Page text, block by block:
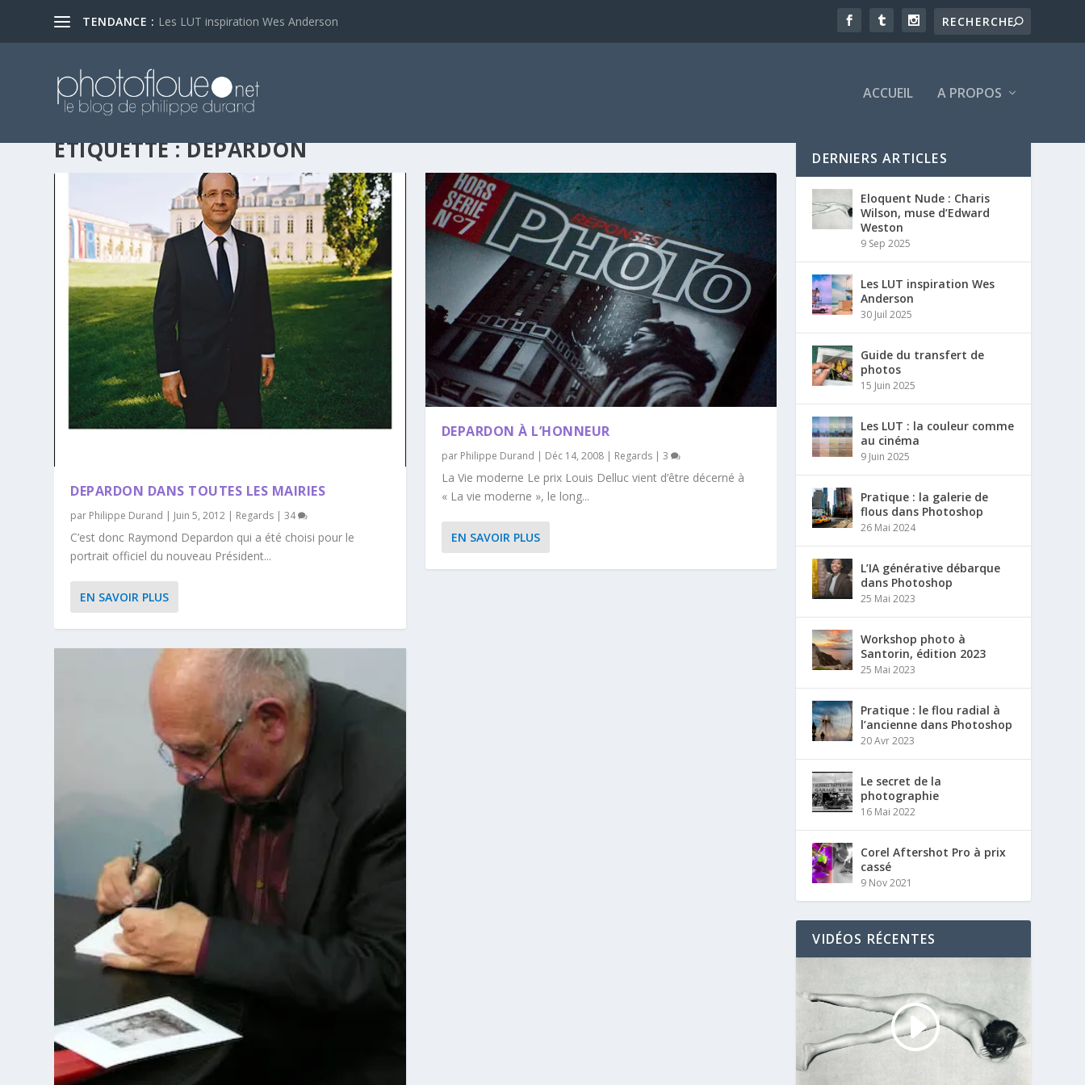
TENDANCE : Les LUT inspiration Wes Anderson
ACCUEIL A PROPOS
ÉTIQUETTE :DEPARDON
DEPARDON DANS TOUTES LES MAIRIES
par Philippe Durand | Juin 5, 2012 | Regards |34
C’est donc Raymond Depardon qui a été choisi pour le
portrait officiel du nouveau Président...
EN SAVOIR PLUS
DEPARDON À L’HONNEUR
par Philippe Durand | Déc 14, 2008| Regards| 3
La Vie moderne Le prix Louis Delluc vient d’être décerné à
« La vie moderne », le long...
EN SAVOIR PLUS
DERNIERS ARTICLES
Eloquent Nude : Charis
Wilson, muse d’Edward
Weston
9 Sep 2025
Les LUT inspiration Wes
Anderson
30 Juil 2025
Guide du transfert de
photos
15 Juin 2025
Les LUT : la couleur comme
au cinéma
9 Juin 2025
Pratique : la galerie de
flous dans Photoshop
26 Mai 2024
L’IA générative débarque
dans Photoshop
25 Mai 2023
Workshop photo à
Santorin, édition 2023
25 Mai 2023
Pratique : le flou radial à
l’ancienne dans Photoshop
20 Avr 2023
Le secret de la
photographie
16 Mai 2022
Corel Aftershot Pro à prix
cassé
9 Nov 2021
VIDÉOS RÉCENTES